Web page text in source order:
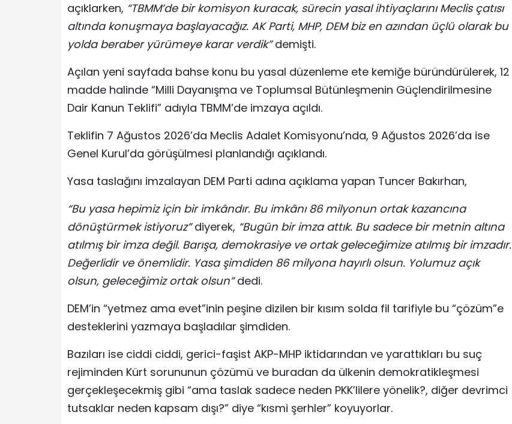
açıklarken, “TBMM’de bir komisyon kuracak, sürecin yasal ihtiyaçlarını Meclis çatısı
altında konuşmaya başlayacağız. AK Parti, MHP, DEM biz en azından üçlü olarak bu
yolda beraber yürümeye karar verdik”demişti.
Açılan yeni sayfada bahse konu bu yasal düzenleme ete kemiğe büründürülerek, 12
madde halinde “Milli Dayanışma ve Toplumsal Bütünleşmenin Güçlendirilmesine
Dair Kanun Teklifi” adıyla TBMM’de imzaya açıldı.
Teklifin 7 Ağustos 2026’da Meclis Adalet Komisyonu’nda, 9 Ağustos 2026’da ise
Genel Kurul’da görüşülmesi planlandığı açıklandı.
Yasa taslağını imzalayan DEM Parti adına açıklama yapan Tuncer Bakırhan,
“Bu yasa hepimiz için bir imkândır. Bu imkânı 86 milyonun ortak kazancına
dönüştürmek istiyoruz”diyerek, “Bugün bir imza attık. Bu sadece bir metnin altına
atılmış bir imza değil. Barışa, demokrasiye ve ortak geleceğimize atılmış bir imzadır.
Değerlidir ve önemlidir. Yasa şimdiden 86 milyona hayırlı olsun. Yolumuz açık
olsun, geleceğimiz ortak olsun”dedi.
DEM’in “yetmez ama evet”inin peşine dizilen bir kısım solda fil tarifiyle bu “çözüm”e
desteklerini yazmaya başladılar şimdiden.
Bazıları ise ciddi ciddi, gerici-faşist AKP-MHP iktidarından ve yarattıkları bu suç
rejiminden Kürt sorununun çözümü ve buradan da ülkenin demokratikleşmesi
gerçekleşecekmiş gibi “ama taslak sadece neden PKK’lilere yönelik?, diğer devrimci
tutsaklar neden kapsam dışı?” diye “kısmi şerhler” koyuyorlar.